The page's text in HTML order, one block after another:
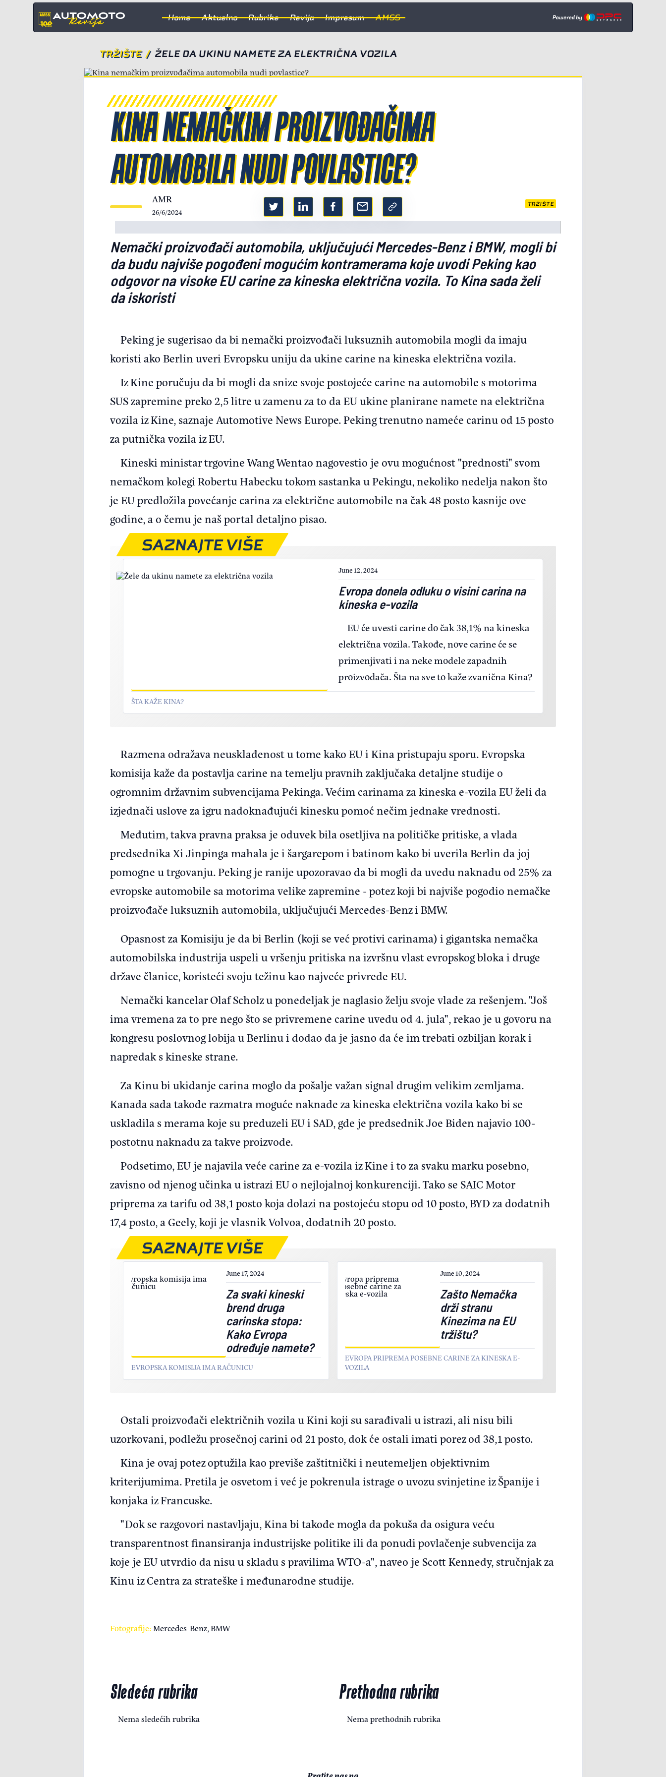
Home Aktuelno Rubrike Revija Impresum AMSS
TRŽIŠTE / ŽELE DA UKINU NAMETE ZA ELEKTRIČNA VOZILA
KINA NEMAČKIM PROIZVOĐAČIMA
AUTOMOBILA NUDI POVLASTICE?
AMR
26/6/2024
TRŽIŠTE
Nemački proizvođači automobila, uključujući Mercedes-Benz i BMW, mogli bi
da budu najviše pogođeni mogućim kontramerama koje uvodi Peking kao
odgovor na visoke EU carine za kineska električna vozila. To Kina sada želi
da iskoristi
Peking je sugerisao da bi nemački proizvođači luksuznih automobila mogli da imaju
koristi ako Berlin uveri Evropsku uniju da ukine carine na kineska električna vozila.
Iz Kine poručuju da bi mogli da snize svoje postojeće carine na automobile s motorima
SUS zapremine preko 2,5 litre u zamenu za to da EU ukine planirane namete na električna
vozila iz Kine, saznaje Automotive News Europe. Peking trenutno nameće carinu od 15 posto
za putnička vozila iz EU.
Kineski ministar trgovine Wang Wentao nagovestio je ovu mogućnost "prednosti" svom
nemačkom kolegi Robertu Habecku tokom sastanka u Pekingu, nekoliko nedelja nakon što
je EU predložila povećanje carina za električne automobile na čak 48 posto kasnije ove
godine, a o čemu je naš portal detaljno pisao.
June 12, 2024
Evropa donela odluku o visini carina na
kineska e-vozila
EU će uvesti carine do čak 38,1% na kineska
električna vozila. Takođe, nove carine će se
primenjivati i na neke modele zapadnih
proizvođača. Šta na sve to kaže zvanična Kina?
ŠTA KAŽE KINA?
SAZNAJTE VIŠE
Razmena odražava neusklađenost u tome kako EU i Kina pristupaju sporu. Evropska
komisija kaže da postavlja carine na temelju pravnih zaključaka detaljne studije o
ogromnim državnim subvencijama Pekinga. Većim carinama za kineska e-vozila EU želi da
izjednači uslove za igru ​​nadoknađujući kinesku pomoć nečim jednake vrednosti.
Međutim, takva pravna praksa je oduvek bila osetljiva na političke pritiske, a vlada
predsednika Xi Jinpinga mahala je i šargarepom i batinom kako bi uverila Berlin da joj
pomogne u trgovanju. Peking je ranije upozoravao da bi mogli da uvedu naknadu od 25% za
evropske automobile sa motorima velike zapremine - potez koji bi najviše pogodio nemačke
proizvođače luksuznih automobila, uključujući Mercedes-Benz i BMW.
Opasnost za Komisiju je da bi Berlin (koji se već protivi carinama) i gigantska nemačka
automobilska industrija uspeli u vršenju pritiska na izvršnu vlast evropskog bloka i druge
države članice, koristeći svoju težinu kao najveće privrede EU.
Nemački kancelar Olaf Scholz u ponedeljak je naglasio želju svoje vlade za rešenjem. "Još
ima vremena za to pre nego što se privremene carine uvedu od 4. jula", rekao je u govoru na
kongresu poslovnog lobija u Berlinu i dodao da je jasno da će im trebati ozbiljan korak i
napredak s kineske strane.
Za Kinu bi ukidanje carina moglo da pošalje važan signal drugim velikim zemljama.
Kanada sada takođe razmatra moguće naknade za kineska električna vozila kako bi se
uskladila s merama koje su preduzeli EU i SAD, gde je predsednik Joe Biden najavio 100-
postotnu naknadu za takve proizvode.
Podsetimo, EU je najavila veće carine za e-vozila iz Kine i to za svaku marku posebno,
zavisno od njenog učinka u istrazi EU o nejlojalnoj konkurenciji. Tako se SAIC Motor
priprema za tarifu od 38,1 posto koja dolazi na postojeću stopu od 10 posto, BYD za dodatnih
17,4 posto, a Geely, koji je vlasnik Volvoa, dodatnih 20 posto.
June 17, 2024
Za svaki kineski
brend druga
carinska stopa:
Kako Evropa
određuje namete?
EVROPSKA KOMISIJA IMA RAČUNICU
June 10, 2024
Zašto Nemačka
drži stranu
Kinezima na EU
tržištu?
EVROPA PRIPREMA POSEBNE CARINE ZA KINESKA E-
VOZILA
SAZNAJTE VIŠE
Ostali proizvođači električnih vozila u Kini koji su sarađivali u istrazi, ali nisu bili
uzorkovani, podležu prosečnoj carini od 21 posto, dok će ostali imati porez od 38,1 posto.
Kina je ovaj potez optužila kao previše zaštitnički i neutemeljen objektivnim
kriterijumima. Pretila je osvetom i već je pokrenula istrage o uvozu svinjetine iz Španije i
konjaka iz Francuske.
"Dok se razgovori nastavljaju, Kina bi takođe mogla da pokuša da osigura veću
transparentnost finansiranja industrijske politike ili da ponudi povlačenje subvencija za
koje je EU utvrdio da nisu u skladu s pravilima WTO-a", naveo je Scott Kennedy, stručnjak za
Kinu iz Centra za strateške i međunarodne studije.
Fotografije:Mercedes-Benz, BMW
Sledeća rubrika
Nema sledećih rubrika
Prethodna rubrika
Nema prethodnih rubrika